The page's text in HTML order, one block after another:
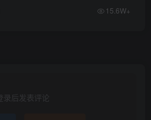
15.6W+
录后发表评论